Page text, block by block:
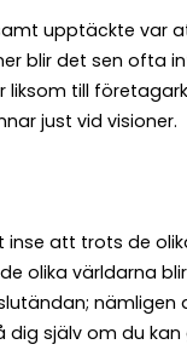
upptäckte var
blir det sen ofta
liksom till
just vid visioner.
att trots de
olika världarna
nämligen
själv om du